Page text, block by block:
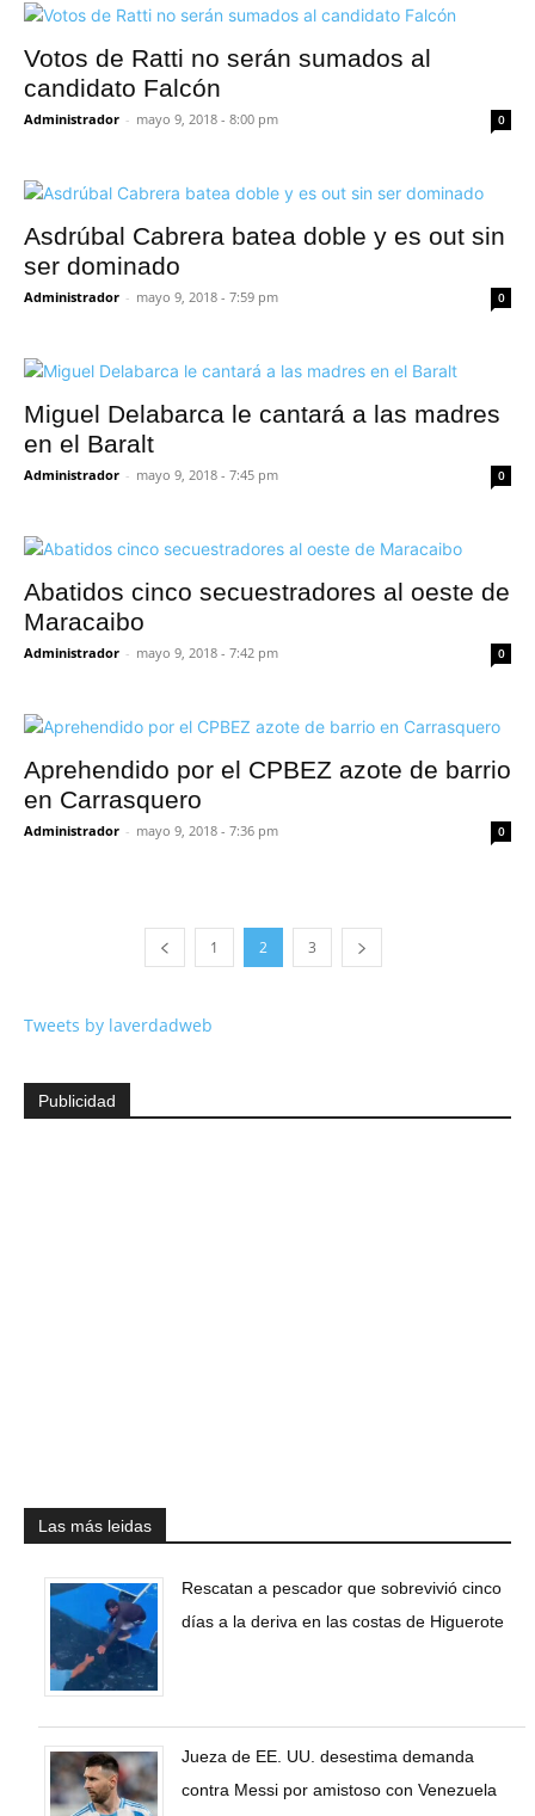
Votos de Ratti no serán sumados al
candidato Falcón
Administrador - mayo 9, 2018 - 8:00 pm 0
Asdrúbal Cabrera batea doble y es out sin
ser dominado
Administrador - mayo 9, 2018 - 7:59 pm 0
Miguel Delabarca le cantará a las madres
en el Baralt
Administrador - mayo 9, 2018 - 7:45 pm 0
Abatidos cinco secuestradores al oeste de
Maracaibo
Administrador - mayo 9, 2018 - 7:42 pm 0
Aprehendido por el CPBEZ azote de barrio
en Carrasquero
Administrador - mayo 9, 2018 - 7:36 pm 0
1 2 3
Tweets by laverdadweb
Publicidad
Las más leidas
Rescatan a pescador que sobrevivió cinco
días a la deriva en las costas de Higuerote
Jueza de EE. UU. desestima demanda
contra Messi por amistoso con Venezuela